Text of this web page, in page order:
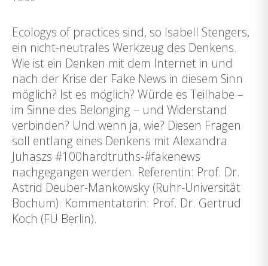
Ecologys of practices sind, so Isabell Stengers,
ein nicht-neutrales Werkzeug des Denkens.
Wie ist ein Denken mit dem Internet in und
nach der Krise der Fake News in diesem Sinn
möglich? Ist es möglich? Würde es Teilhabe –
im Sinne des Belonging – und Widerstand
verbinden? Und wenn ja, wie? Diesen Fragen
soll entlang eines Denkens mit Alexandra
Juhaszs #100hardtruths-#fakenews
nachgegangen werden. Referentin: Prof. Dr.
Astrid Deuber-Mankowsky (Ruhr-Universität
Bochum). Kommentatorin: Prof. Dr. Gertrud
Koch (FU Berlin).